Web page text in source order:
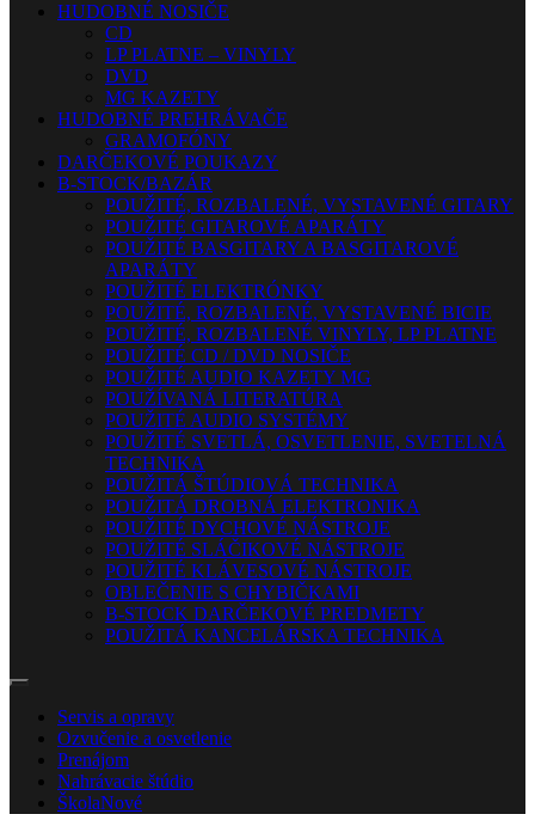
HUDOBNÉ NOSIČE
CD
LP PLATNE – VINYLY
DVD
MG KAZETY
HUDOBNÉ PREHRÁVAČE
GRAMOFÓNY
DARČEKOVÉ POUKAZY
B-STOCK/BAZÁR
POUŽITÉ, ROZBALENÉ, VYSTAVENÉ GITARY
POUŽITÉ GITAROVÉ APARÁTY
POUŽITÉ BASGITARY A BASGITAROVÉ
APARÁTY
POUŽITÉ ELEKTRÓNKY
POUŽITÉ, ROZBALENÉ, VYSTAVENÉ BICIE
POUŽITÉ, ROZBALENÉ VINYLY, LP PLATNE
POUŽITÉ CD / DVD NOSIČE
POUŽITÉ AUDIO KAZETY MG
POUŽÍVANÁ LITERATÚRA
POUŽITÉ AUDIO SYSTÉMY
POUŽITÉ SVETLÁ, OSVETLENIE, SVETELNÁ
TECHNIKA
POUŽITÁ ŠTÚDIOVÁ TECHNIKA
POUŽITÁ DROBNÁ ELEKTRONIKA
POUŽITÉ DYCHOVÉ NÁSTROJE
POUŽITÉ SLÁČIKOVÉ NÁSTROJE
POUŽITÉ KLÁVESOVÉ NÁSTROJE
OBLEČENIE S CHYBIČKAMI
B-STOCK DARČEKOVÉ PREDMETY
POUŽITÁ KANCELÁRSKA TECHNIKA
Servis a opravy
Ozvučenie a osvetlenie
Prenájom
Nahrávacie štúdio
ŠkolaNové